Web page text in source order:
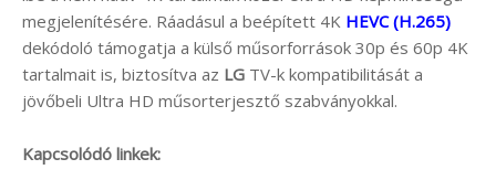
megjelenítésére. Ráadásul a beépített 4K HEVC (H.265)
dekódoló támogatja a külső műsorforrások 30p és 60p 4K
tartalmait is, biztosítva az LG TV-k kompatibilitását a
jövőbeli Ultra HD műsorterjesztő szabványokkal.
Kapcsolódó linkek: